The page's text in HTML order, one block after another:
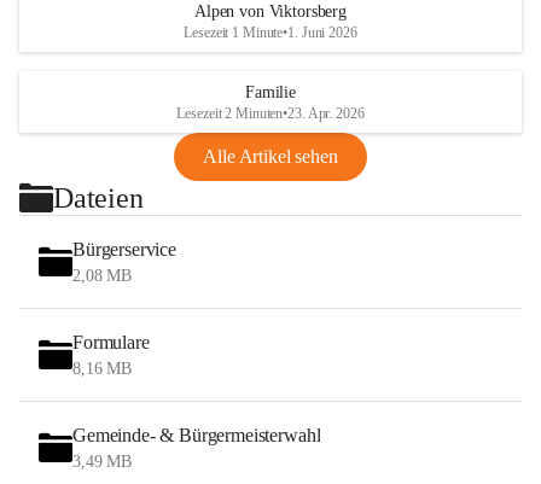
Alpen von Viktorsberg
Lesezeit 1 Minute•1. Juni 2026
Familie
Lesezeit 2 Minuten•23. Apr. 2026
Alle Artikel sehen
Dateien
Bürgerservice
2,08 MB
Formulare
8,16 MB
Gemeinde- & Bürgermeisterwahl
3,49 MB